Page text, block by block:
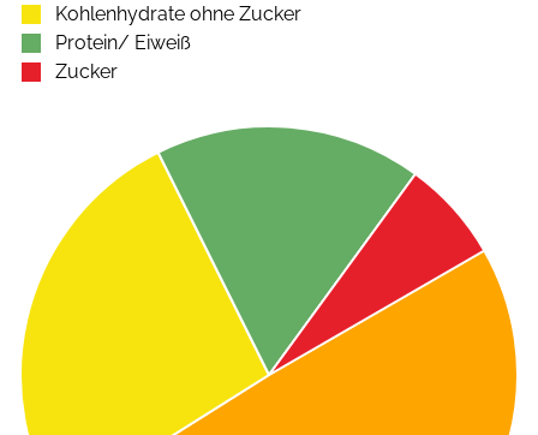
Kohlenhydrate ohne Zucker
Protein/ Eiweiß
Zucker